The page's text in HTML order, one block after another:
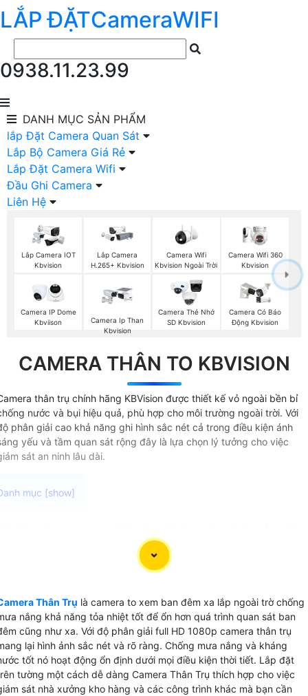
LẮP ĐẶTCameraWIFI
0938.11.23.99
DANH MỤC SẢN PHẨM
lắp Đặt Camera Quan Sát
Lắp Bộ Camera Giá Rẻ
Lắp Đặt Camera Wifi
Đầu Ghi Camera
Liên Hệ
Lắp Camera IOT
Kbvision
Lắp Camera
H.265+ Kbvision
Camera Wifi
Kbvision Ngoài Trời
Camera Wifi 360
Kbvision
Camera IP Dome
Kbviison
Camera Ip Than
Kbvision
Camera Thẻ Nhớ
SD Kbvision
Camera Có Báo
Động Kbvision
CAMERA THÂN TO KBVISION
thân trụ chính hãng KBVision được thiết kế vỏ ngoài bền bỉ
nước và bụi hiệu quả, phù hợp cho môi trường ngoài trời. Với
phân giải cao khả năng ghi hình sắc nét cả trong điều kiện ánh
yếu và tầm quan sát rộng đây là lựa chọn lý tưởng cho việc
sát an ninh lâu dài.
hàng công trình ngoại trời bạn cần tìm đến các sản
có độ bền cao chất lượng hình ảnh tốt cả ban ngày
xa. chống nước chống va đập hỗ trợ giám sát xa và có
năng quan sát trong môi trường ánh sáng yếu. cung
hình ảnh chất lượng cao có thể hoạt động trong môi
khắc nghiệt ngoài trời và có khả năng điều chỉnh
cự.
Thân Trụ là camera to xem ban đêm xa lắp ngoài trờ chống
nắng khả năng tỏa nhiệt tốt để ổn hơn quá trình quan sát ban
cũng như xa. Với độ phân giải full HD 1080p camera thân trụ
lại hình ảnh sắc nét và rõ ràng. Chống mưa nắng và kháng
tốt nó hoạt động ổn định dưới mọi điều kiện thời tiết. Lắp đặt
tường một cách dễ dàng Camera Thân Trụ thích hợp cho việc
sát nhà xưởng kho hàng và các công trình khác mà bạn cần